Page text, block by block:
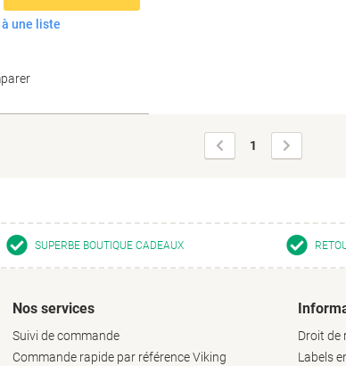
Ajouter au panier
une liste
Page
précédente
1
suivante
SUPERBE BOUTIQUE CADEAUX
Nos services
Suivi de commande
Commande rapide par référence Viking
Droit de
Labels